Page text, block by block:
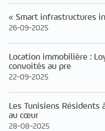
« Smart infrastructures
26-09-2025
Location immobilière :
convoités au pre
22-09-2025
Les Tunisiens Résidents
au cœur
28-08-2025